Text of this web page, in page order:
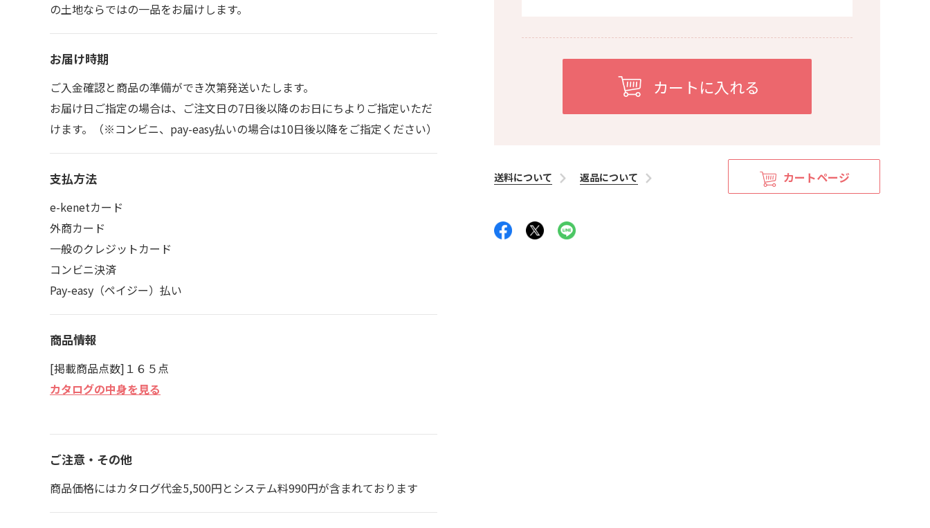
の土地ならではの一品をお届けします。
お届け時期
ご入金確認と商品の準備ができ次第発送いたします。
お届け日ご指定の場合は、ご注文日の7日後以降のお日にちよりご指定いただ
けます。（※コンビニ、pay-easy払いの場合は10日後以降をご指定ください）
支払方法
e-kenetカード
外商カード
一般のクレジットカード
コンビニ決済
Pay-easy（ペイジー）払い
商品情報
[掲載商品点数]１６５点
カタログの中身を見る
ご注意・その他
商品価格にはカタログ代金5,500円とシステム料990円が含まれております
送料について 返品について カートページ